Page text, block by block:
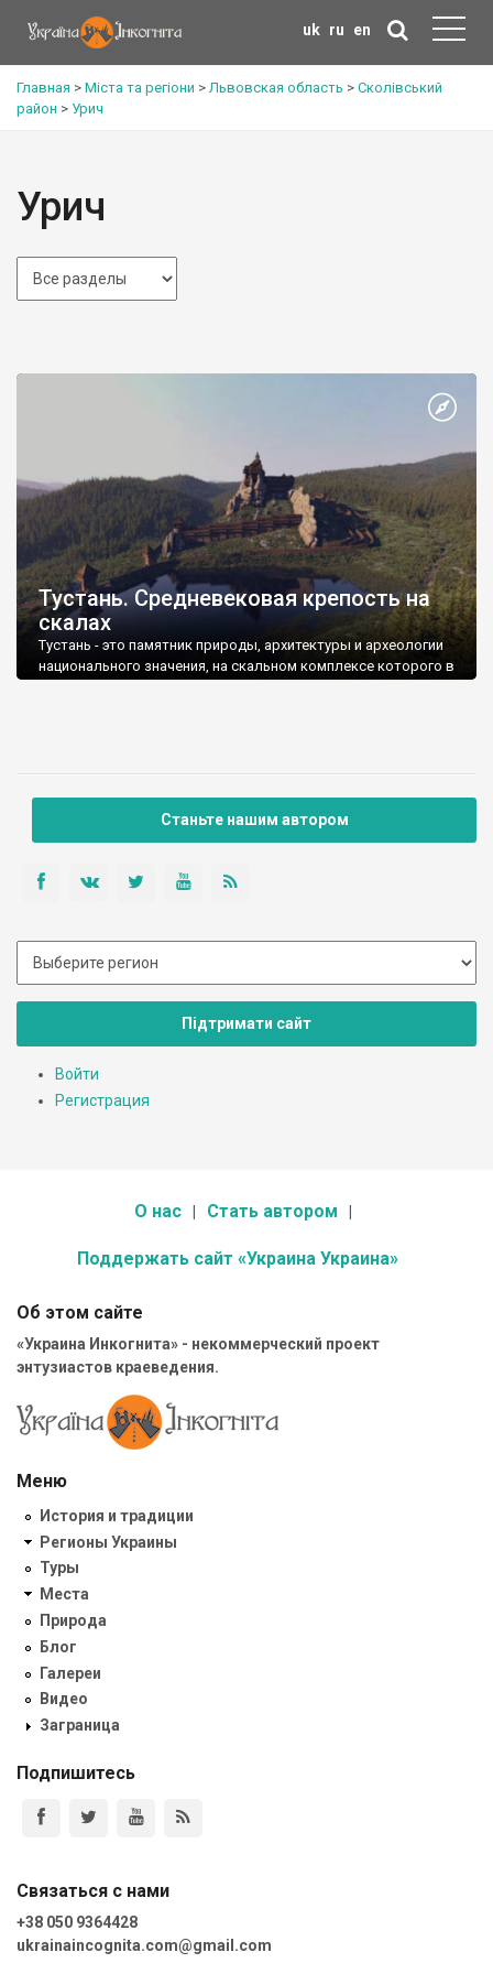
uk ru en
Главная > Міста та регіони >Львовская область > Сколівський
район > Урич
Урич
Тустань. Средневековая крепость на
скалах
Тустань - это памятник природы, архитектуры и археологии
национального значения, на скальном комплексе которого в
Станьте нашим автором
Підтримати сайт
Войти
Регистрация
О нас Стать автором
Поддержать сайт «Украина Украина»
Об этом сайте
«Украина Инкогнита» - некоммерческий проект
энтузиастов краеведения.
Меню
История и традиции
Регионы Украины
Туры
Места
Природа
Блог
Галереи
Видео
Заграница
Подпишитесь
Связаться с нами
+38 050 9364428
ukrainaincognita.com@gmail.com